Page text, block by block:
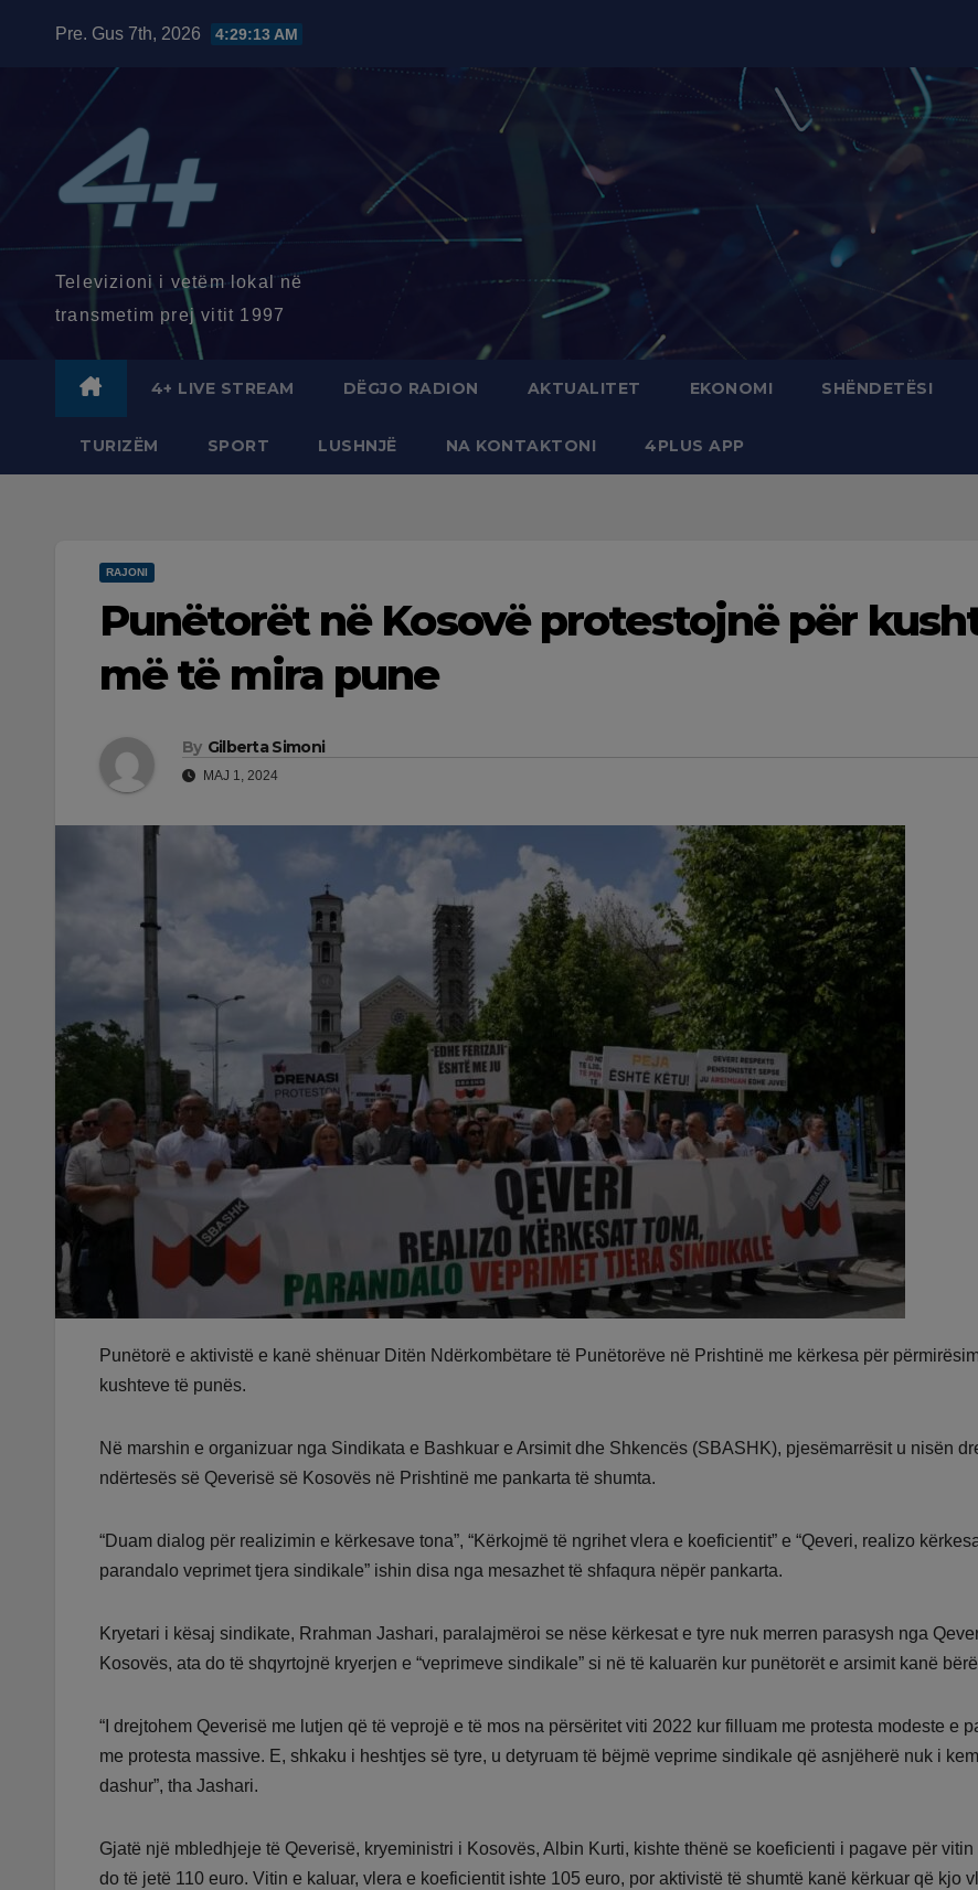
Pre. Gus 7th, 2026 4:29:15 AM
Televizioni i vetëm lokal në
transmetim prej vitit 1997
4+ LIVE STREAM DËGJO RADION AKTUALITET EKONOMI SHËNDETËSI
TURIZËM SPORT LUSHNJË NA KONTAKTONI 4PLUS APP
RAJONI
Punëtorët në Kosovë protestojnë për
më të mira pune
By Gilberta Simoni
MAJ 1, 2024
Punëtorë e aktivistë e kanë shënuar Ditën Ndërkombëtare të Punëtorëve në Prishtinë me kërkesa për
kushteve të punës.
Në marshin e organizuar nga Sindikata e Bashkuar e Arsimit dhe Shkencës (SBASHK), pjesëmarrësit u nisën
ndërtesës së Qeverisë së Kosovës në Prishtinë me pankarta të shumta.
“Duam dialog për realizimin e kërkesave tona”, “Kërkojmë të ngrihet vlera e koeficientit” e “Qeveri, realizo
parandalo veprimet tjera sindikale” ishin disa nga mesazhet të shfaqura nëpër pankarta.
Kryetari i kësaj sindikate, Rrahman Jashari, paralajmëroi se nëse kërkesat e tyre nuk merren parasysh nga
Kosovës, ata do të shqyrtojnë kryerjen e “veprimeve sindikale” si në të kaluarën kur punëtorët e arsimit kanë
“I drejtohem Qeverisë me lutjen që të veprojë e të mos na përsëritet viti 2022 kur filluam me protesta modeste e
me protesta massive. E, shkaku i heshtjes së tyre, u detyruam të bëjmë veprime sindikale që asnjëherë nuk i
dashur”, tha Jashari.
Gjatë një mbledhjeje të Qeverisë, kryeministri i Kosovës, Albin Kurti, kishte thënë se koeficienti i pagave për vitin
do të jetë 110 euro. Vitin e kaluar, vlera e koeficientit ishte 105 euro, por aktivistë të shumtë kanë kërkuar që kjo